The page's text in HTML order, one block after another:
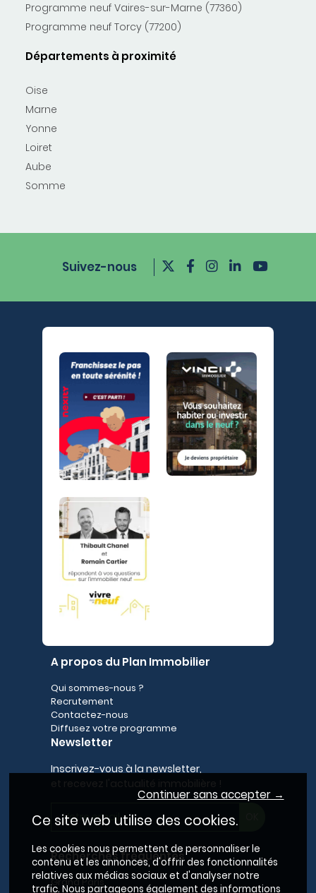
Programme neuf Vaires-sur-Marne (77360)
Programme neuf Torcy (77200)
Départements à proximité
Oise
Marne
Yonne
Loiret
Aube
Somme
Suivez-nous
A propos du Plan Immobilier
Qui sommes-nous ?
Recrutement
Contactez-nous
Diffusez votre programme
Newsletter
Inscrivez-vous à la newsletter,
Recherches fréquentes
Grand Paris
Continuer sans accepter →
Ce site web utilise des cookies.
Les cookies nous permettent de personnaliser le
contenu et les annonces, d'offrir des fonctionnalités
relatives aux médias sociaux et d'analyser notre
trafic. Nous partageons également des informations